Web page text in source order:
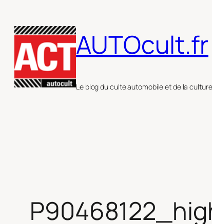
au
contenu
AUTOcult.fr
Le blog du culte automobile et de la